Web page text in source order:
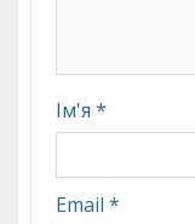
Ім'я *
Email *